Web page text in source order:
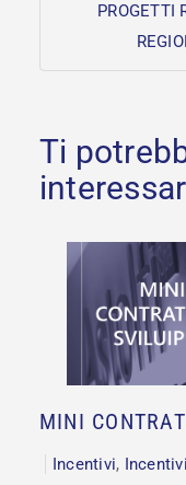
PROGETTI
MINI
Incentivi,